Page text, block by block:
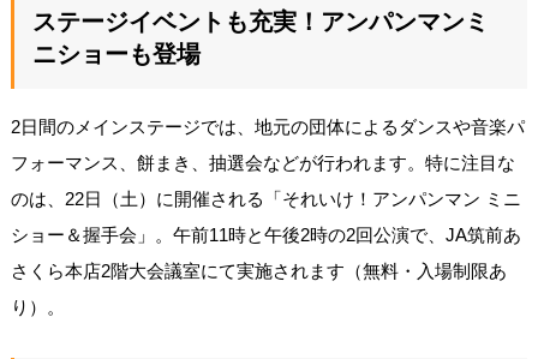
ステージイベントも充実！アンパンマンミ
ニショーも登場
2日間のメインステージでは、地元の団体によるダンスや音楽パ
フォーマンス、餅まき、抽選会などが行われます。特に注目な
のは、22日（土）に開催される「それいけ！アンパンマン ミニ
ショー＆握手会」。午前11時と午後2時の2回公演で、JA筑前あ
さくら本店2階大会議室にて実施されます（無料・入場制限あ
り）。